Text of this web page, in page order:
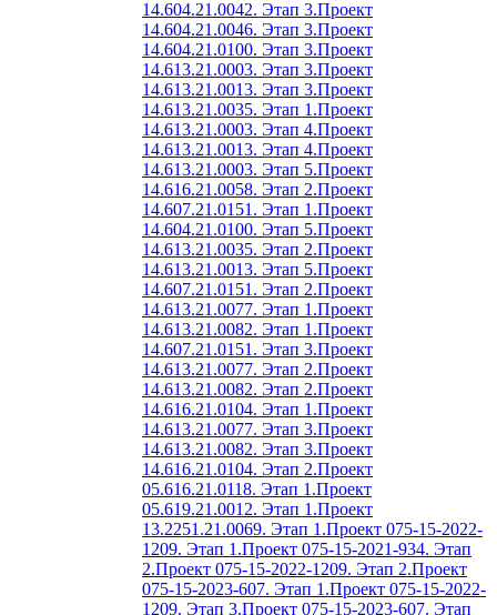
14.604.21.0042. Этап 3.Проект
14.604.21.0046. Этап 3.Проект
14.604.21.0100. Этап 3.Проект
14.613.21.0003. Этап 3.Проект
14.613.21.0013. Этап 3.Проект
14.613.21.0035. Этап 1.Проект
14.613.21.0003. Этап 4.Проект
14.613.21.0013. Этап 4.Проект
14.613.21.0003. Этап 5.Проект
14.616.21.0058. Этап 2.Проект
14.607.21.0151. Этап 1.Проект
14.604.21.0100. Этап 5.Проект
14.613.21.0035. Этап 2.Проект
14.613.21.0013. Этап 5.Проект
14.607.21.0151. Этап 2.Проект
14.613.21.0077. Этап 1.Проект
14.613.21.0082. Этап 1.Проект
14.607.21.0151. Этап 3.Проект
14.613.21.0077. Этап 2.Проект
14.613.21.0082. Этап 2.Проект
14.616.21.0104. Этап 1.Проект
14.613.21.0077. Этап 3.Проект
14.613.21.0082. Этап 3.Проект
14.616.21.0104. Этап 2.Проект
05.616.21.0118. Этап 1.Проект
05.619.21.0012. Этап 1.Проект
13.2251.21.0069. Этап 1.Проект 075-15-2022-
1209. Этап 1.Проект 075-15-2021-934. Этап
2.Проект 075-15-2022-1209. Этап 2.Проект
075-15-2023-607. Этап 1.Проект 075-15-2022-
1209. Этап 3.Проект 075-15-2023-607. Этап